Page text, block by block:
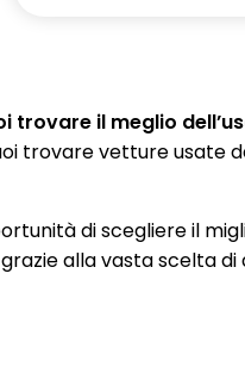
trovare il meglio
trovare vetture usate
di scegliere il
alla vasta scelta